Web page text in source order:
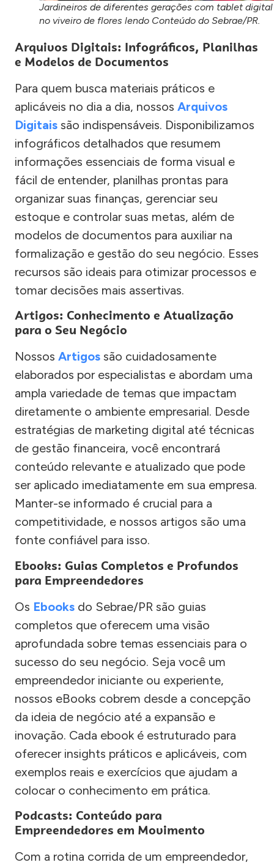
Jardineiros de diferentes gerações com tablet digital
no viveiro de flores lendo Conteúdo do Sebrae/PR.
Arquivos Digitais: Infográficos, Planilhas
e Modelos de Documentos
Para quem busca materiais práticos e
aplicáveis no dia a dia, nossos Arquivos
Digitais são indispensáveis. Disponibilizamos
infográficos detalhados que resumem
informações essenciais de forma visual e
fácil de entender, planilhas prontas para
organizar suas finanças, gerenciar seu
estoque e controlar suas metas, além de
modelos de documentos para auxiliar na
formalização e gestão do seu negócio. Esses
recursos são ideais para otimizar processos e
tomar decisões mais assertivas.
Artigos: Conhecimento e Atualização
para o Seu Negócio
Nossos Artigos são cuidadosamente
elaborados por especialistas e abordam uma
ampla variedade de temas que impactam
diretamente o ambiente empresarial. Desde
estratégias de marketing digital até técnicas
de gestão financeira, você encontrará
conteúdo relevante e atualizado que pode
ser aplicado imediatamente em sua empresa.
Manter-se informado é crucial para a
competitividade, e nossos artigos são uma
fonte confiável para isso.
Ebooks: Guias Completos e Profundos
para Empreendedores
Os Ebooks do Sebrae/PR são guias
completos que oferecem uma visão
aprofundada sobre temas essenciais para o
sucesso do seu negócio. Seja você um
empreendedor iniciante ou experiente,
nossos eBooks cobrem desde a concepção
da ideia de negócio até a expansão e
inovação. Cada ebook é estruturado para
oferecer insights práticos e aplicáveis, com
exemplos reais e exercícios que ajudam a
colocar o conhecimento em prática.
Podcasts: Conteúdo para
Empreendedores em Movimento
Com a rotina corrida de um empreendedor,